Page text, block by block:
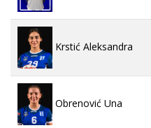
Krstić Aleksandra
Obrenović Una